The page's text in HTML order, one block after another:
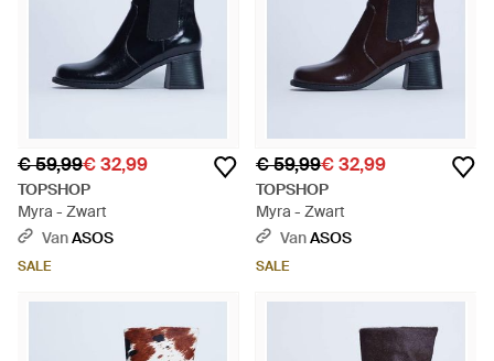
€ 59,99€ 32,99
TOPSHOP
Myra - Zwart
VanASOS
SALE
€ 59,99€ 32,99
TOPSHOP
Myra - Zwart
VanASOS
SALE